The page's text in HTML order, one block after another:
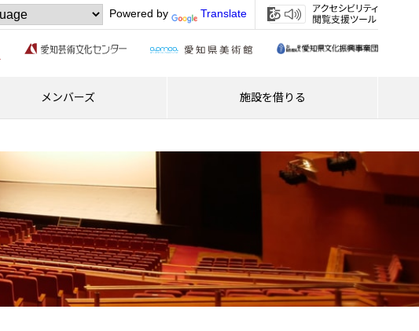
Powered by Translate
メンバーズ 施設を借りる